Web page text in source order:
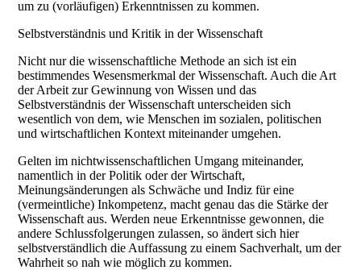
um zu (vorläufigen) Erkenntnissen zu kommen.
Selbstverständnis und Kritik in der Wissenschaft
Nicht nur die wissenschaftliche Methode an sich ist ein
bestimmendes Wesensmerkmal der Wissenschaft. Auch die Art
der Arbeit zur Gewinnung von Wissen und das
Selbstverständnis der Wissenschaft unterscheiden sich
wesentlich von dem, wie Menschen im sozialen, politischen
und wirtschaftlichen Kontext miteinander umgehen.
Gelten im nichtwissenschaftlichen Umgang miteinander,
namentlich in der Politik oder der Wirtschaft,
Meinungsänderungen als Schwäche und Indiz für eine
(vermeintliche) Inkompetenz, macht genau das die Stärke der
Wissenschaft aus. Werden neue Erkenntnisse gewonnen, die
andere Schlussfolgerungen zulassen, so ändert sich hier
selbstverständlich die Auffassung zu einem Sachverhalt, um der
Wahrheit so nah wie möglich zu kommen.